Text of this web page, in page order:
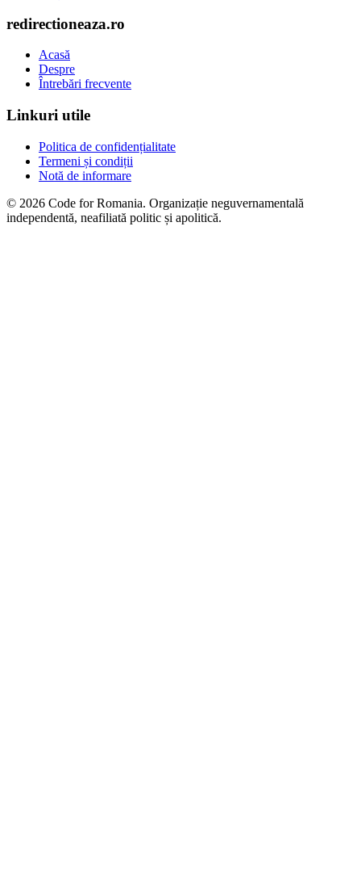
redirectioneaza.ro
Acasă
Despre
Întrebări frecvente
Linkuri utile
Politica de confidențialitate
Termeni și condiții
Notă de informare
© 2026 Code for Romania. Organizație neguvernamentală
independentă, neafiliată politic și apolitică.